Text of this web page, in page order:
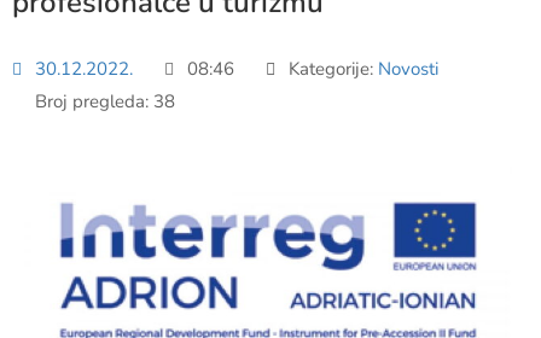
30.12.2022. 08:46 Kategorije: Novosti
Broj pregleda: 38